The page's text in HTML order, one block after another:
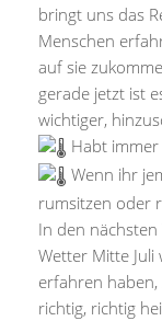
bringt uns das
Menschen
auf sie
gerade jetzt ist
wichtiger,
Habt immer
Wenn ihr
rumsitzen oder
In den
Wetter Mitte
erfahren haben,
richtig, richtig